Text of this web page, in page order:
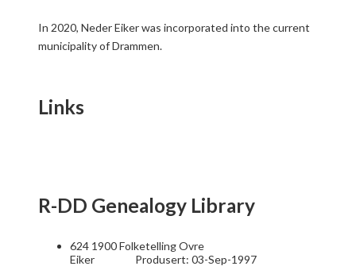
In 2020, Neder Eiker was incorporated into the current
municipality of Drammen.
Links
R-DD Genealogy Library
624 1900 Folketelling Ovre
Eiker
Produsert: 03-Sep-1997